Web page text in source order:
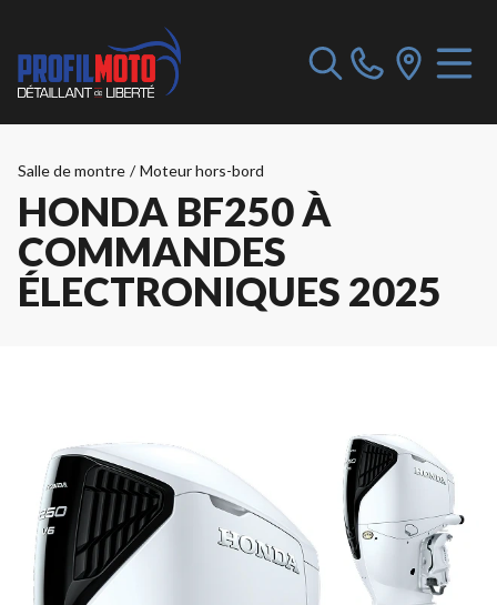
Salle de montre / Moteur hors-bord
HONDA BF250 À
COMMANDES
ÉLECTRONIQUES 2025